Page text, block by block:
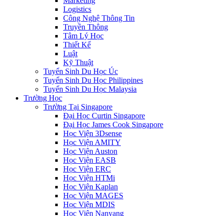
Logistics
Công Nghệ Thông Tin
Truyền Thông
Tâm Lý Học
Thiết Kế
Luật
Kỹ Thuật
Tuyển Sinh Du Học Úc
Tuyển Sinh Du Học Philippines
Tuyển Sinh Du Học Malaysia
Trường Học
Trường Tại Singapore
Đại Học Curtin Singapore
Đại Học James Cook Singapore
Học Viện 3Dsense
Học Viện AMITY
Học Viện Auston
Học Viện EASB
Học Viện ERC
Học Viện HTMi
Học Viện Kaplan
Học Viện MAGES
Học Viện MDIS
Học Viện Nanyang